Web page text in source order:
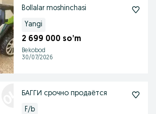
Bollalar moshinchasi
Yangi
2 699 000 so’m
Bekobod
30/07/2026
БАГГИ срочно продаётся
F/b